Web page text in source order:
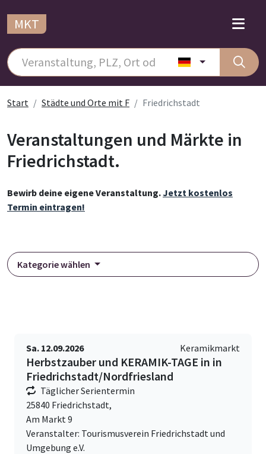
MKT
Start Städte und Orte mit F Friedrichstadt
Veranstaltungen und Märkte in
Friedrichstadt.
Bewirb deine eigene Veranstaltung.Jetzt kostenlos
Termin eintragen!
Kategorie wählen
Sa. 12.09.2026 Keramikmarkt
Herbstzauber und KERAMIK-TAGE in in
Friedrichstadt/Nordfriesland
Täglicher Serientermin
25840 Friedrichstadt,
Am Markt 9
Veranstalter: Tourismusverein Friedrichstadt und
Umgebung e.V.